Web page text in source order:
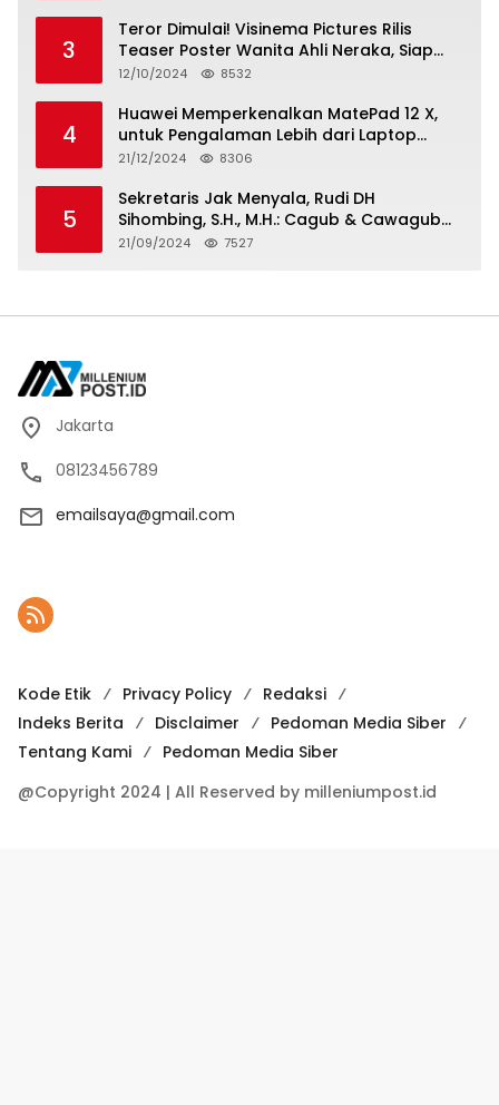
3
Teror Dimulai! Visinema Pictures Rilis
Teaser Poster Wanita Ahli Neraka, Siap
Tayang di Bioskop 14 November 2024
12/10/2024 8532
4
Huawei Memperkenalkan MatePad 12 X,
untuk Pengalaman Lebih dari Laptop
dengan Layar Ultra Bright dan Desain
Standar Baru untuk Produktivitas di Mana
Saja
21/12/2024 8306
5
Sekretaris Jak Menyala, Rudi DH
Sihombing, S.H., M.H.: Cagub & Cawagub
DKI Jakarta Pramono Anung dan Rano
21/09/2024 7527
Jakarta
08123456789
emailsaya@gmail.com
Kode Etik Privacy Policy
Redaksi
Indeks Berita
Disclaimer
Pedoman Media Siber
Tentang Kami
Pedoman Media Siber
@Copyright 2024 | All Reserved by milleniumpost.id